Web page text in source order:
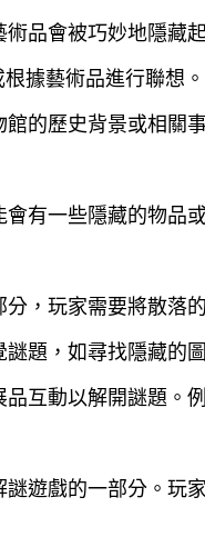
品會被巧妙地隱藏
據藝術品進行聯想。
的歷史背景或相關
有一些隱藏的物品
，玩家需要將散落
題，如尋找隱藏的
互動以解開謎題。
遊戲的一部分。玩